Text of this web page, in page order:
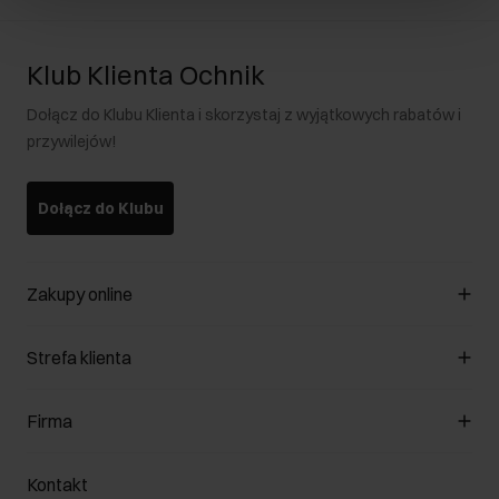
Klub Klienta Ochnik
Dołącz do Klubu Klienta i skorzystaj z wyjątkowych rabatów i
przywilejów!
Dołącz do Klubu
Zakupy online
Zarządzaj cookies
Formy płatności
Jak dokonać zwrotu?
Strefa klienta
Klub Klienta
Zwróć produkty
Firma
O nas
Kontakt